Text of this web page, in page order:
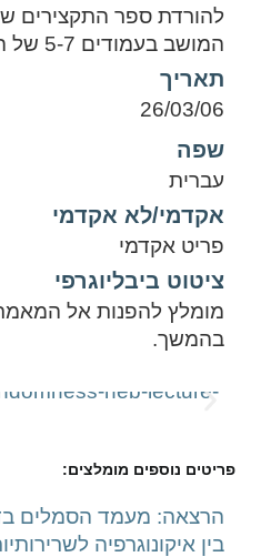
להורדת ספר התקצירים
המושב בעמודים 5-7 של הקובץ) – הקישו
תאריך
26/03/06
שפה
עברית
אקדמי/לא אקדמי
פריט אקדמי
ציטוט ביבליוגרפי
מומלץ להפנות אל המאמר
בהמשך.
פריטים נוספים מומלצים:
הרצאה: מעמד הסמלים
בין איקונוגרפיה